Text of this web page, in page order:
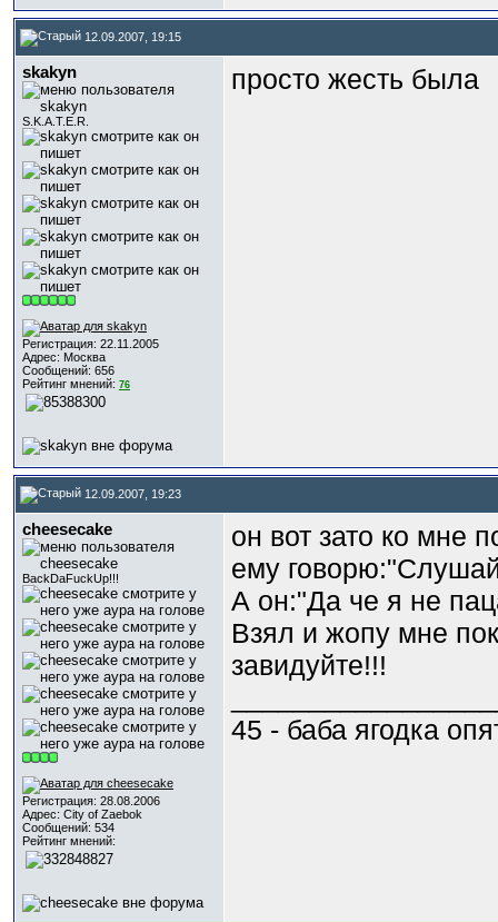
12.09.2007, 19:15
skakyn
S.K.A.T.E.R.
Регистрация: 22.11.2005
Адрес: Москва
Сообщений: 656
Рейтинг мнений: 76
просто жесть была
12.09.2007, 19:23
cheesecake
BackDaFuckUp!!!
Регистрация: 28.08.2006
Адрес: City of Zaebok
Сообщений: 534
Рейтинг мнений:
он вот зато ко мне
ему
А он:"Да че я не
Взял и жопу мне
завидуйте!!!
45 - баба ягодка